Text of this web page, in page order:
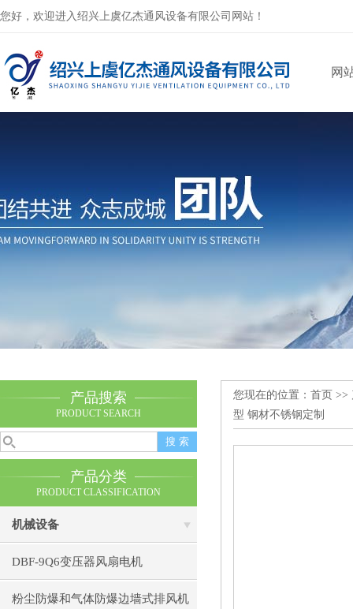
您好，欢迎进入绍兴上虞亿杰通风设备有限公司网站！
网
产品搜索
PRODUCT SEARCH
产品分类
PRODUCT CLASSIFICATION
机械设备
DBF-9Q6变压器风扇电机
粉尘防爆和气体防爆边墙式排风机
您现在的位置： 首页 >>
型 钢材不锈钢定制